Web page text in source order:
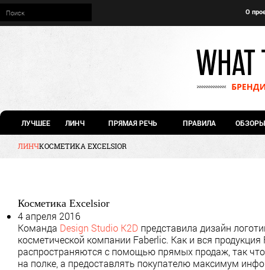
О
ЛУЧШЕЕ ЛИНЧ ПРЯМАЯ РЕЧЬ ПРАВИЛА ОБЗОРЫ
ЛИНЧКОСМЕТИКА EXCELSIOR
Косметика Excelsior
4 апреля 2016
Команда Design Studio K2D представила дизайн
косметической компании Faberlic. Как и вся
распространяются с помощью прямых продаж, так
на полке, а предоставлять покупателю максимум